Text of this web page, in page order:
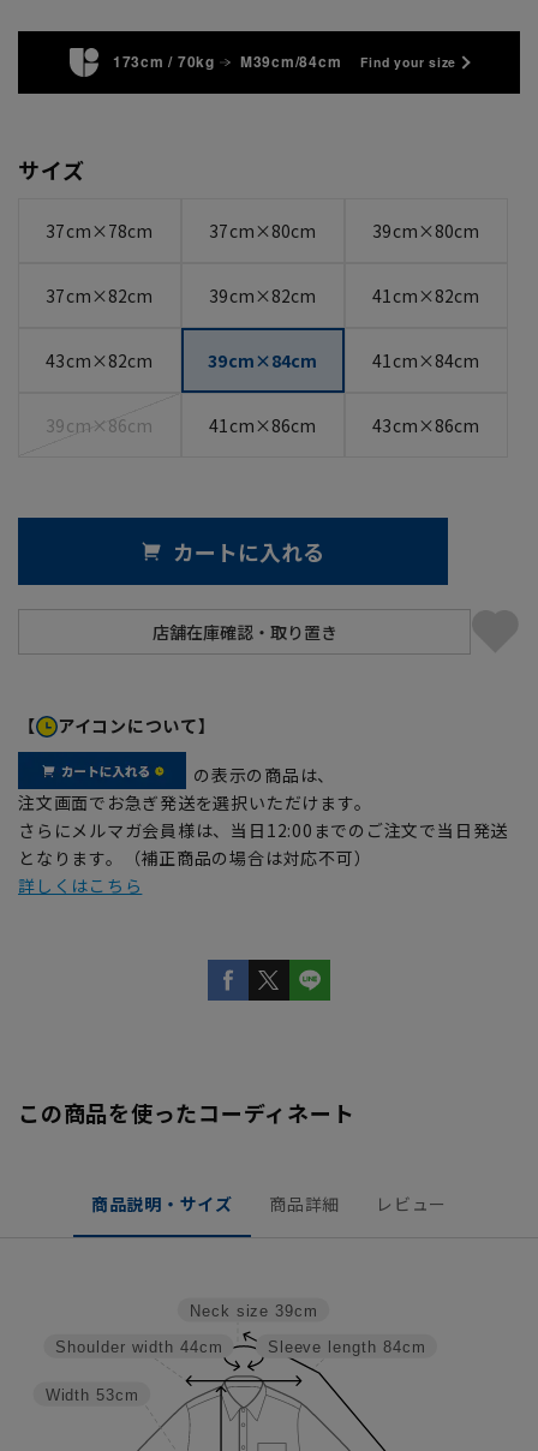
173cm / 70kg M39cm/84cm Find your size
サイズ
37cm×78cm 37cm×80cm 39cm×80cm
37cm×82cm 39cm×82cm 41cm×82cm
43cm×82cm 39cm×84cm 41cm×84cm
39cm×86cm 41cm×86cm 43cm×86cm
カートに入れる
【 アイコンについて】
の表示の商品は、
注文画面でお急ぎ発送を選択いただけます。
さらにメルマガ会員様は、当日12:00までのご注文で当日発送
となります。（補正商品の場合は対応不可）
詳しくはこちら
この商品を使ったコーディネート
商品説明・サイズ 商品詳細 レビュー
Sleeve length 84cm
Neck size 39cm
Width 53cm
Shoulder width 44cm